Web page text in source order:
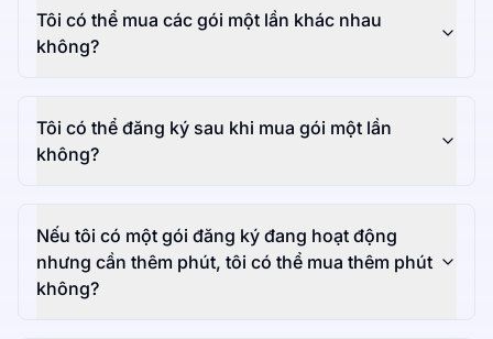
Tôi có thể mua các gói một lần khác nhau
không?
Tôi có thể đăng ký sau khi mua gói một lần
không?
Nếu tôi có một gói đăng ký đang hoạt động
nhưng cần thêm phút, tôi có thể mua thêm phút
không?